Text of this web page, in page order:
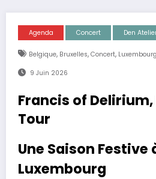
Agenda Concert Den
Belgique, Bruxelles, Concert, Luxembourg
9 Juin 2026
Francis of Delirium,
Tour
Une Saison Festive
Luxembourg